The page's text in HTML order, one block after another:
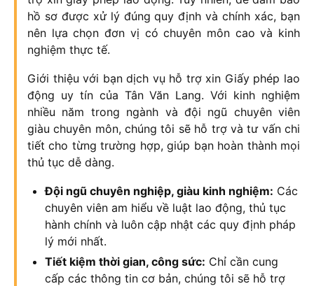
hồ sơ được xử lý đúng quy định và chính xác, bạn
nên lựa chọn đơn vị có chuyên môn cao và kinh
nghiệm thực tế.
Giới thiệu với bạn dịch vụ hỗ trợ xin Giấy phép lao
động uy tín của Tân Văn Lang. Với kinh nghiệm
nhiều năm trong ngành và đội ngũ chuyên viên
giàu chuyên môn, chúng tôi sẽ hỗ trợ và tư vấn chi
tiết cho từng trường hợp, giúp bạn hoàn thành mọi
thủ tục dễ dàng.
Đội ngũ chuyên nghiệp, giàu kinh nghiệm: Các
chuyên viên am hiểu về luật lao động, thủ tục
hành chính và luôn cập nhật các quy định pháp
lý mới nhất.
Tiết kiệm thời gian, công sức: Chỉ cần cung
cấp các thông tin cơ bản, chúng tôi sẽ hỗ trợ